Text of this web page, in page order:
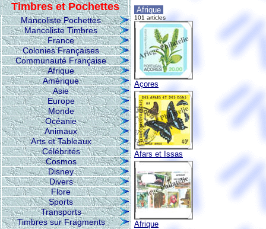
Timbres et Pochettes
Mancoliste Pochettes
Mancoliste Timbres
France
Colonies Françaises
Communauté Française
Afrique
Amérique
Asie
Europe
Monde
Océanie
Animaux
Arts et Tableaux
Célébrités
Cosmos
Disney
Divers
Flore
Sports
Transports
Timbres sur Fragments
Afrique
101 articles
Açores
Afars et Issas
Afrique